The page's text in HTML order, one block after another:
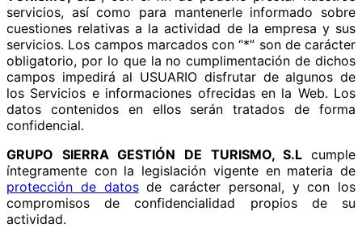
servicios, así como para mantenerle informado sobre
cuestiones relativas a la actividad de la empresa y sus
servicios. Los campos marcados con “*” son de carácter
obligatorio, por lo que la no cumplimentación de dichos
campos impedirá al USUARIO disfrutar de algunos de
los Servicios e informaciones ofrecidas en la Web. Los
datos contenidos en ellos serán tratados de forma
confidencial.
GRUPO SIERRA GESTIÓN DE TURISMO, S.L cumple
íntegramente con la legislación vigente en materia de
protección de datosde carácter personal, y con los
compromisos de confidencialidad propios de su
actividad.